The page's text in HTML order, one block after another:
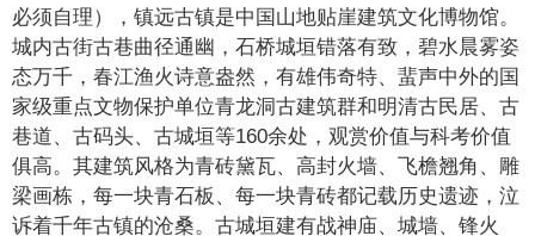
必须自理），镇远古镇是中国山地贴崖建筑文化博物馆。
城内古街古巷曲径通幽，石桥城垣错落有致，碧水晨雾姿
态万千，春江渔火诗意盎然，有雄伟奇特、蜚声中外的国
家级重点文物保护单位青龙洞古建筑群和明清古民居、古
巷道、古码头、古城垣等160余处，观赏价值与科考价值
俱高。其建筑风格为青砖黛瓦、高封火墙、飞檐翘角、雕
梁画栋，每一块青石板、每一块青砖都记载历史遗迹，泣
诉着千年古镇的沧桑。古城垣建有战神庙、城墙、锋火